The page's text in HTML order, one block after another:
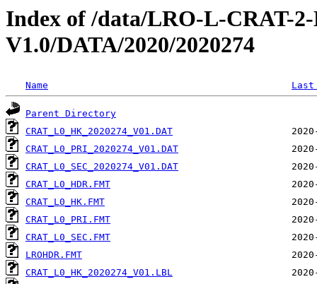
Index of /data/LRO-L-CRAT-
V1.0/DATA/2020/2020274
Name
Parent Directory
CRAT_L0_HK_2020274_V01.DAT
CRAT_L0_PRI_2020274_V01.DAT
CRAT_L0_SEC_2020274_V01.DAT
CRAT_L0_HDR.FMT
CRAT_L0_HK.FMT
CRAT_L0_PRI.FMT
CRAT_L0_SEC.FMT
LROHDR.FMT
CRAT_L0_HK_2020274_V01.LBL